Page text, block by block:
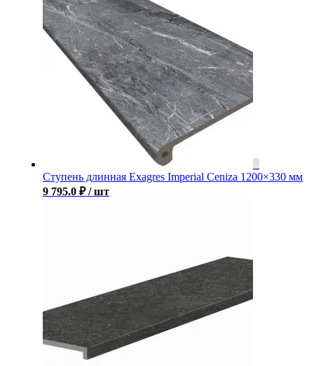
Ступень длинная Exagres Imperial Ceniza 1200×330 мм
9 795.0 ₽ / шт